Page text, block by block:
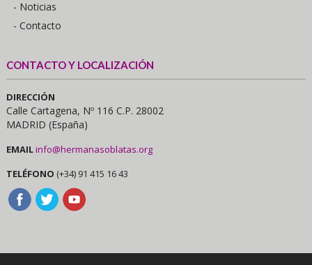
- Noticias
- Contacto
CONTACTO Y LOCALIZACIÓN
DIRECCIÓN
Calle Cartagena, Nº 116 C.P. 28002
MADRID (España)
EMAILinfo@hermanasoblatas.org
TELÉFONO (+34) 91 415 16 43